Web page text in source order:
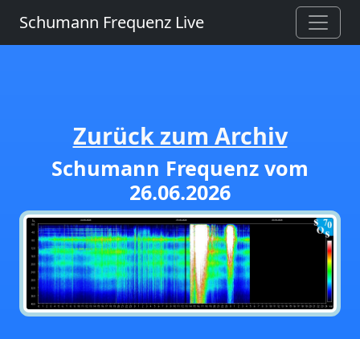
Schumann Frequenz Live
Zurück zum Archiv
Schumann Frequenz vom
26.06.2026